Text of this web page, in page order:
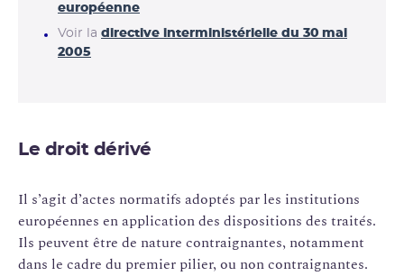
européenne
Voir la directive interministérielle du 30 mai
2005
Le droit dérivé
Il s’agit d’actes normatifs adoptés par les institutions
européennes en application des dispositions des traités.
Ils peuvent être de nature contraignantes, notamment
dans le cadre du premier pilier, ou non contraignantes.